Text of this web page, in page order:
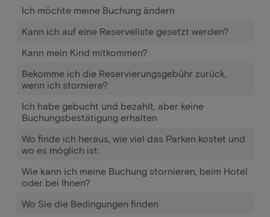
Ich möchte meine Buchung ändern
Kann ich auf eine Reserveliste gesetzt werden?
Kann mein Kind mitkommen?
Bekomme ich die Reservierungsgebühr zurück,
wenn ich storniere?
Ich habe gebucht und bezahlt, aber keine
Buchungsbestätigung erhalten
Wo finde ich heraus, wie viel das Parken kostet und
wo es möglich ist.
Wie kann ich meine Buchung stornieren, beim Hotel
oder bei Ihnen?
Wo Sie die Bedingungen finden